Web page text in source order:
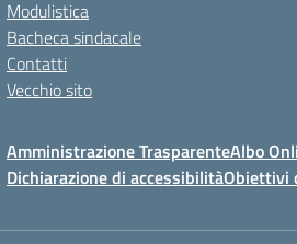
Modulistica
Bacheca sindacale
Contatti
Vecchio sito
Amministrazione TrasparenteAlbo
Dichiarazione di accessibilitàObiettivi